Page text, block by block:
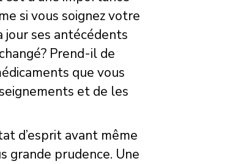
si vous soignez votre
ses antécédents
Prend-il de
que vous
et de les
d’esprit avant même
grande prudence. Une